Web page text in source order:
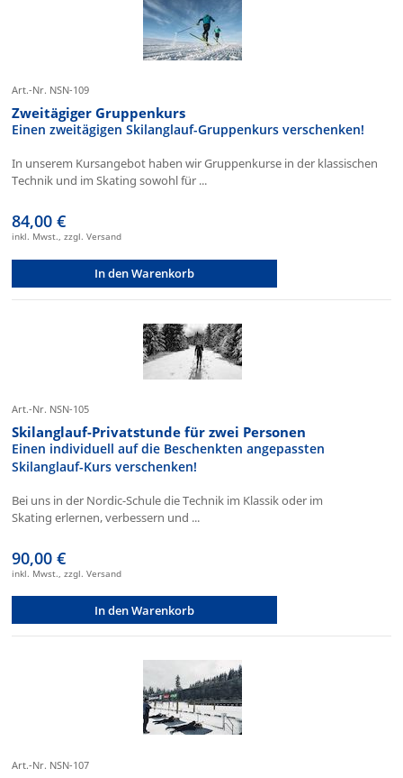
Art.-Nr. NSN-109
Zweitägiger Gruppenkurs
Einen zweitägigen Skilanglauf-Gruppenkurs verschenken!
In unserem Kursangebot haben wir Gruppenkurse in der klassischen
Technik und im Skating sowohl für ...
84,00 €
inkl. Mwst., zzgl. Versand
In den Warenkorb
Art.-Nr. NSN-105
Skilanglauf-Privatstunde für zwei Personen
Einen individuell auf die Beschenkten angepassten
Skilanglauf-Kurs verschenken!
Bei uns in der Nordic-Schule die Technik im Klassik oder im
Skating erlernen, verbessern und ...
90,00 €
inkl. Mwst., zzgl. Versand
In den Warenkorb
Art.-Nr. NSN-107